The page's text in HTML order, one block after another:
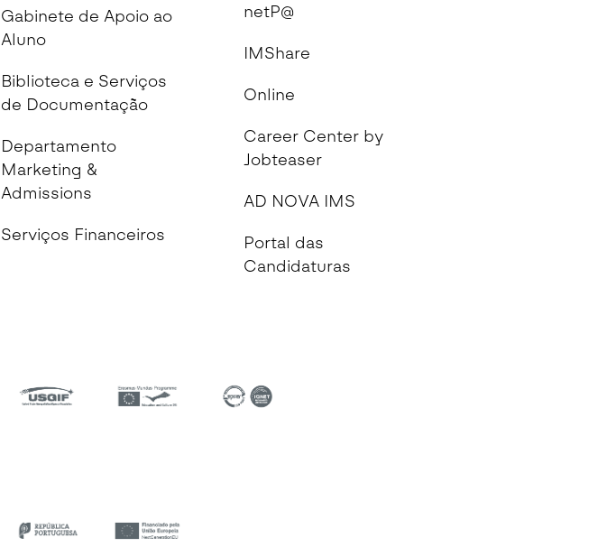
Gabinete de Apoio ao
Aluno
Biblioteca e Serviços
de Documentação
Departamento
Marketing &
Admissions
Serviços Financeiros
netP@
IMShare
Online
Career Center by
Jobteaser
AD NOVA IMS
Portal das
Candidaturas